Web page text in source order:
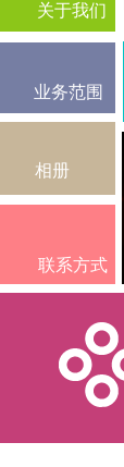
关于我们
业务范围
相册
联系方式